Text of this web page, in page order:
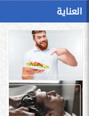
العناية